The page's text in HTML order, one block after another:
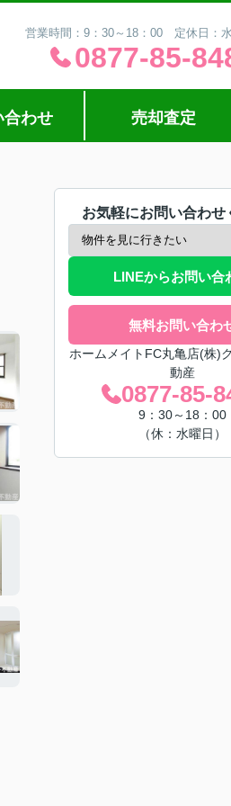
営業時間：9：30～18：00 定休日：
0877-85-
合わせ 売却査定
お気軽にお問い合わせ
LINEからお問い合
無料お問い合わ
ホームメイトFC丸亀店(株)
動産
0877-85-
9：30～18：00
（休：水曜日）